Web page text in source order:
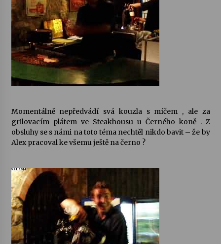
14. 7. 2026
Za kulturou kousek za Humpolec. V Želivě ožije
odkaz Josefa Čapka
13. 7. 2026
Varhanní recitál Michala Novenka v Klášteře
Petr Adamec – Malovaný svět
30. 6. 2026
Momentálně nepředvádí svá kouzla s míčem , ale za
grilovacím plátem ve Steakhousu u Černého koně . Z
obsluhy se s námi na toto téma nechtěl nikdo bavit – že by
Alex pracoval ke všemu ještě na černo ?